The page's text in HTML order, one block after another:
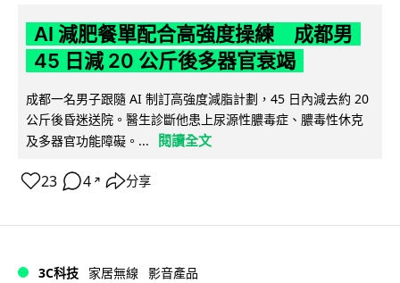
AI 減肥餐單配合高強度操練 成都男
45 日減 20 公斤後多器官衰竭
成都一名男子跟隨 AI 制訂高強度減脂計劃，45 日內減去約 20
公斤後昏迷送院。醫生診斷他患上尿源性膿毒症、膿毒性休克
及多器官功能障礙。...
閱讀全文
23 4 ↗ 分享
3C科技 家居無線 影音產品